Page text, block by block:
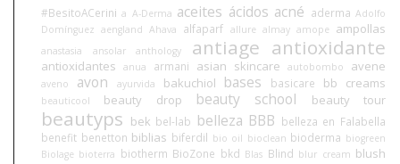
#BesitoACerini a A-Derma aceites ácidos acné aderma Adolfo
Domínguez aengland Ahava alfaparf allure almay amope ampollas
anastasia ansolar anthology antiage antioxidante
antioxidantes anua armani asian skincare autobombo avene
aveno avon ayurvida bakuchiol bases basicare bb creams
beauticool beauty drop beauty school beauty tour
beautyps bek bel-lab belleza BBB belleza en Falabella
benefit benetton biblias biferdil bio oil bioclean bioderma biogreen
Biolage bioterra biotherm BioZone bkd Blas Blind blur cream blush